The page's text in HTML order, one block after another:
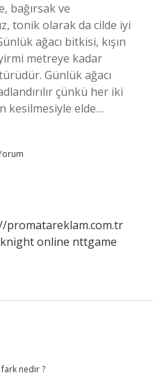
bağırsak ve
tonik olarak da cilde iyi
ağacı bitkisi, kışın
metreye kadar
Günlük ağacı
çünkü her iki
kesilmesiyle elde…
promatareklam.com.tr
knight online nttgame
nedir ?